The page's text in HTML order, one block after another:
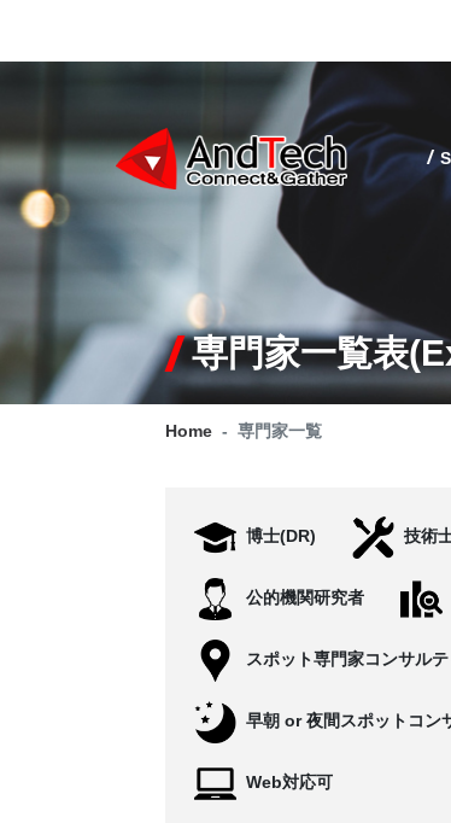
専門家一覧表
Home 専門家一覧
博士(DR) 技術
公的機関研究者
スポット専門家コンサル
早朝 or 夜間スポットコン
Web対応可